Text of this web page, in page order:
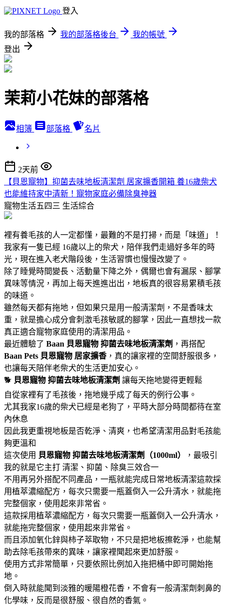
登入
我的部落格 我的部落格後台
我的帳號
登出
茉莉小花妹的部落格
相簿 部落格 名片
2天前
【貝恩寵物】抑菌去味地板清潔劑 居家擴香開箱 養16歲柴犬
也能維持家中清新！寵物家庭必備除臭神器
寵物生活五四三 生活綜合
裡有養毛孩的人一定都懂，最難的不是打掃，而是「味道」！
我家有一隻已經 16歲以上的柴犬，陪伴我們走過好多年的時
光，現在進入老犬階段後，生活習慣也慢慢改變了。
除了睡覺時間變長、活動量下降之外，偶爾也會有漏尿、腳掌
異味等情況，再加上每天進進出出，地板真的很容易累積毛孩
的味道。
雖然每天都有拖地，但如果只是用一般清潔劑，不是香味太
重，就是擔心成分會刺激毛孩敏感的腳掌，因此一直想找一款
真正適合寵物家庭使用的清潔用品。
最近體驗了 Baan 貝恩寵物 抑菌去味地板清潔劑 ，再搭配
Baan Pets 貝恩寵物 居家擴香 ，真的讓家裡的空間舒服很多，
也讓每天陪伴老柴犬的生活更加安心。
🐕 貝恩寵物 抑菌去味地板清潔劑 讓每天拖地變得更輕鬆
自從家裡有了毛孩後，拖地幾乎成了每天的例行公事。
尤其我家16歲的柴犬已經是老狗了，平時大部分時間都待在室
內休息
因此我更重視地板是否乾淨、清爽，也希望清潔用品對毛孩能
夠更溫和
這次使用 貝恩寵物 抑菌去味地板清潔劑（1000ml）
，最吸引
我的就是它主打 清潔、抑菌、除臭三效合一
不用再另外搭配不同產品，一瓶就能完成日常地板清潔這款採
用植萃濃縮配方，每次只需要一瓶蓋倒入一公升清水，就能拖
完整個家，使用起來非常省。
這款採用植萃濃縮配方，每次只需要一瓶蓋倒入一公升清水，
就能拖完整個家，使用起來非常省。
而且添加氧化鋅與柿子萃取物，不只是把地板擦乾淨，也能幫
助去除毛孩帶來的異味，讓家裡聞起來更加舒服。
使用方式非常簡單，只要依照比例加入拖把桶中即可開始拖
地。
倒入時就能聞到淡雅的暖陽橙花香，不會有一般清潔劑刺鼻的
化學味，反而是很舒服、很自然的香氣。